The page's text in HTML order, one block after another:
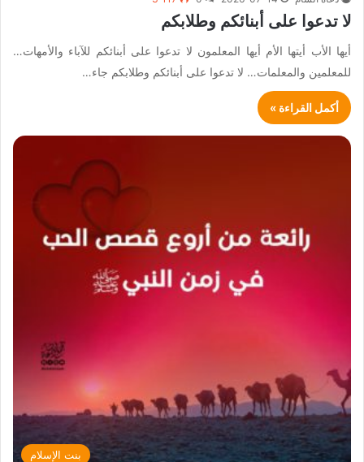
لا تدعوا على أبنائكم وطلابكم
أيها الأب أيتها الأم أيها المعلمون لا تدعوا على أبنائكم للآباء والأمهات…
للمعلمين والمعلمات… لا تدعوا على أبنائكم وطلابكم جاء…
أكمل القراءة »
بنت الإسلام